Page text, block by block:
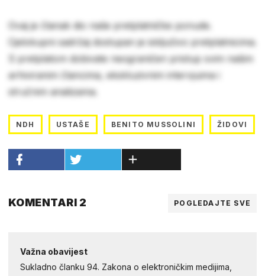
Ovaj je članak dio naše pretplatničke ponude.
Cjelokupni sadržaj dostupan je isključivo pretplatnicima.
S pretplatom dobivate neograničen pristup svim našim
arhiviranim člancima, ekskluzivnim intervjuima i
stručnim analizama.
NDH USTAŠE BENITO MUSSOLINI ŽIDOVI
KOMENTARI 2 POGLEDAJTE SVE
Važna obavijest
Sukladno članku 94. Zakona o elektroničkim medijima,